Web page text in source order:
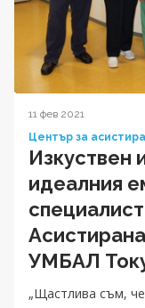
11 фев 2021
Център за
Изкуствен
идеалния
УМБАЛ
„Щастлива съм,